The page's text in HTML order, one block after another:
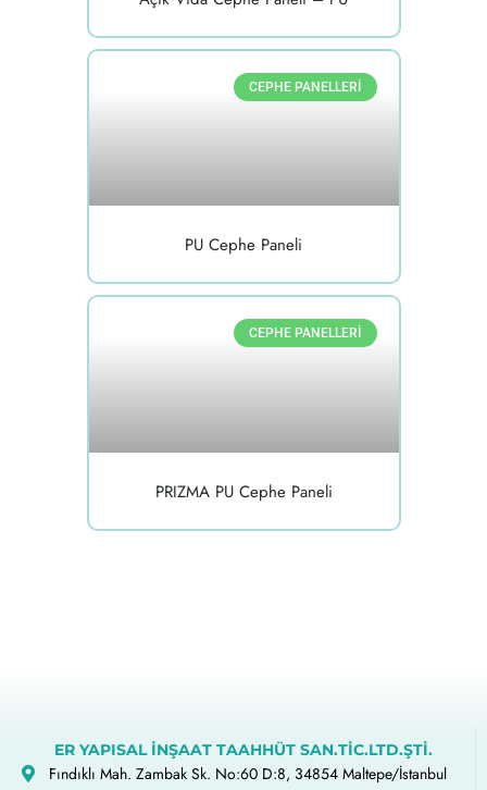
CEPHE PANELLERI
PU Cephe Paneli
CEPHE PANELLERI
PRIZMA PU Cephe Paneli
ER YAPISAL İNŞAAT TAAHHÜT SAN.TİC.LTD.ŞTİ.
Fındıklı Mah. Zambak Sk. No:60 D:8, 34854 Maltepe/İstanbul